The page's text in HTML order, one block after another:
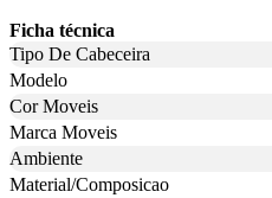
Ficha técnica
Tipo De Cabeceira
Modelo
Cor Moveis
Marca Moveis
Ambiente
Material/Composicao